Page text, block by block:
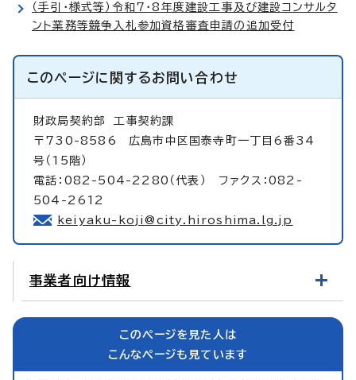
（手引・様式等）令和7・8年度建設工事及び建設コンサルタ
ント業務等競争入札参加資格審査申請の追加受付
このページに関するお問い合わせ
財政局契約部工事契約課
〒730-8586 広島市中区国泰寺町一丁目6番34
号（15階）
電話：082-504-2280（代表） ファクス：082-
504-2612
keiyaku-koji@city.hiroshima.lg.jp
事業者向け情報
このページを見た人は
こんなページも見ています